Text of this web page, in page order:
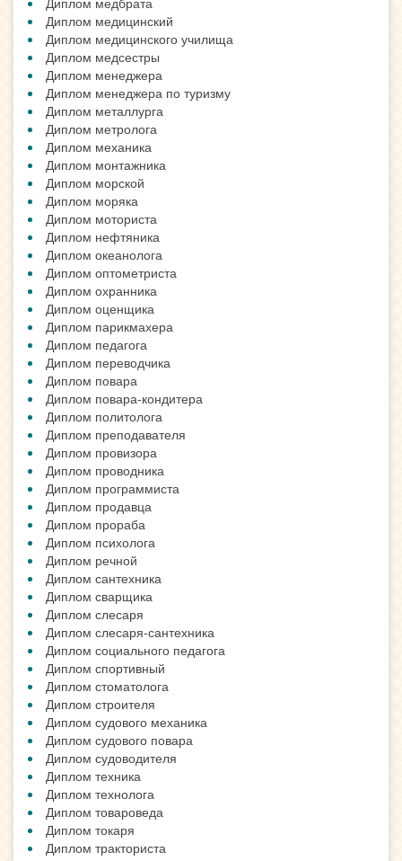
Диплом медицинский
Диплом медицинского училища
Диплом медсестры
Диплом менеджера
Диплом менеджера по туризму
Диплом металлурга
Диплом метролога
Диплом механика
Диплом монтажника
Диплом морской
Диплом моряка
Диплом моториста
Диплом нефтяника
Диплом океанолога
Диплом оптометриста
Диплом охранника
Диплом оценщика
Диплом парикмахера
Диплом педагога
Диплом переводчика
Диплом повара
Диплом повара-кондитера
Диплом политолога
Диплом преподавателя
Диплом провизора
Диплом проводника
Диплом программиста
Диплом продавца
Диплом прораба
Диплом психолога
Диплом речной
Диплом сантехника
Диплом сварщика
Диплом слесаря
Диплом слесаря-сантехника
Диплом социального педагога
Диплом спортивный
Диплом стоматолога
Диплом строителя
Диплом судового механика
Диплом судового повара
Диплом судоводителя
Диплом техника
Диплом технолога
Диплом товароведа
Диплом токаря
Диплом тракториста